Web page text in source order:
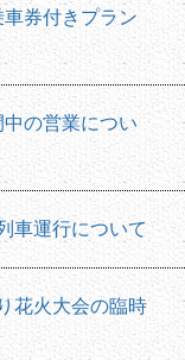
券付きプラン
中の営業につい
車運行について
花火大会の臨時